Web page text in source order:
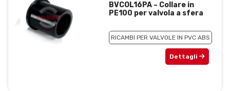
BVCOL16PA – Collare in
PE100 per valvola a sfera
RICAMBI PER VALVOLE IN PVC ABS
Dettagli